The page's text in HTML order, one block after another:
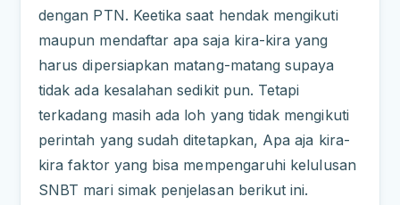
dengan PTN. Keetika saat hendak mengikuti
maupun mendaftar apa saja kira-kira yang
harus dipersiapkan matang-matang supaya
tidak ada kesalahan sedikit pun. Tetapi
terkadang masih ada loh yang tidak mengikuti
perintah yang sudah ditetapkan, Apa aja kira-
kira faktor yang bisa mempengaruhi kelulusan
SNBT mari simak penjelasan berikut ini.